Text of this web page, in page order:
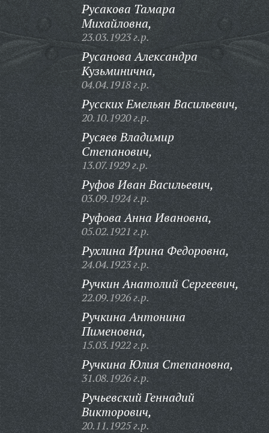
Русакова Тамара
Михайловна,
23.03.1923 г.р.
Русанова Александра
Кузьминична,
04.04.1918 г.р.
Русских Емельян Васильевич,
20.10.1920 г.р.
Русяев Владимир
Степанович,
13.07.1929 г.р.
Руфов Иван Васильевич,
03.09.1924 г.р.
Руфова Анна Ивановна,
05.02.1921 г.р.
Рухлина Ирина Федоровна,
24.04.1923 г.р.
Ручкин Анатолий Сергеевич,
22.09.1926 г.р.
Ручкина Антонина
Пименовна,
15.03.1922 г.р.
Ручкина Юлия Степановна,
31.08.1926 г.р.
Ручьевский Геннадий
Викторович,
20.11.1925 г.р.